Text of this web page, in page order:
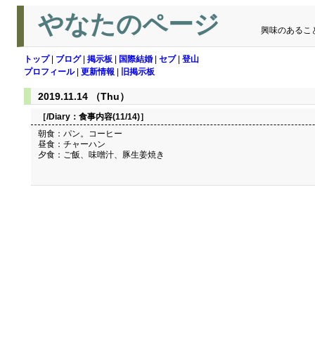
やなたのページ 興味のあるこ
トップ| ブログ| 掲示板 国際結婚 セブ| 登山
プロフィール| 更新情報 旧掲示板
2019.11.14 （Thu）
［/Diary： 食事内容(11/14)］
朝食：パン。コーヒー
昼食：チャーハン
夕食：ご飯、味噌汁、豚生姜焼き